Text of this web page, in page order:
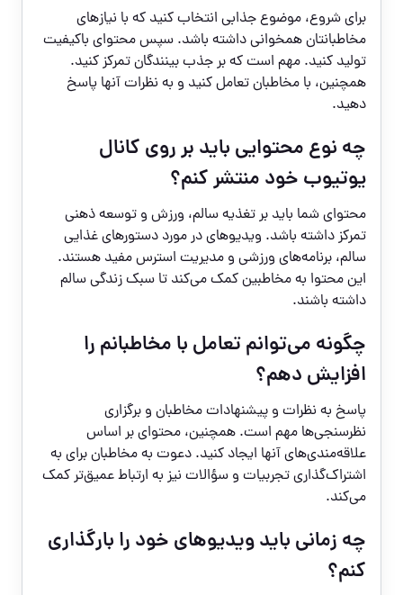
برای شروع، موضوع جذابی انتخاب کنید که با نیازهای
مخاطبانتان همخوانی داشته باشد. سپس محتوای باکیفیت
تولید کنید. مهم است که بر جذب بینندگان تمرکز کنید.
همچنین، با مخاطبان تعامل کنید و به نظرات آنها پاسخ
دهید.
چه نوع محتوایی باید بر روی کانال
یوتیوب خود منتشر کنم؟
محتوای شما باید بر تغذیه سالم، ورزش و توسعه ذهنی
تمرکز داشته باشد. ویدیوهای در مورد دستورهای غذایی
سالم، برنامه‌های ورزشی و مدیریت استرس مفید هستند.
این محتوا به مخاطبین کمک می‌کند تا سبک زندگی سالم
داشته باشند.
چگونه می‌توانم تعامل با مخاطبانم را
افزایش دهم؟
پاسخ به نظرات و پیشنهادات مخاطبان و برگزاری
نظرسنجی‌ها مهم است. همچنین، محتوای بر اساس
علاقه‌مندی‌های آنها ایجاد کنید. دعوت به مخاطبان برای به
اشتراک‌گذاری تجربیات و سؤالات نیز به ارتباط عمیق‌تر کمک
می‌کند.
چه زمانی باید ویدیوهای خود را بارگذاری
کنم؟